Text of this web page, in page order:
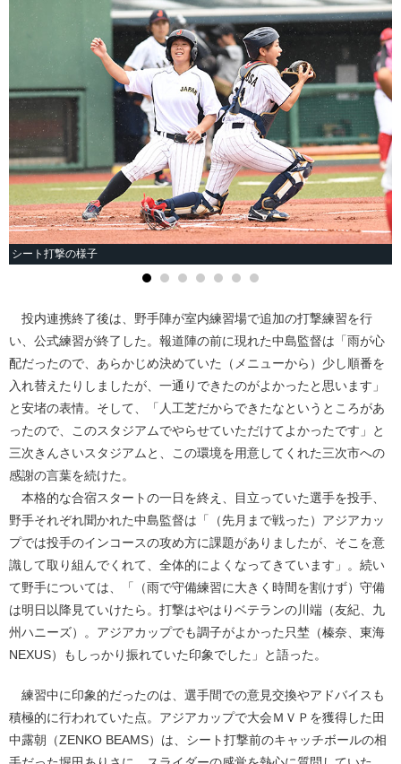
シート打撃の様子
投内連携終了後は、野手陣が室内練習場で追加の打撃練習を行
い、公式練習が終了した。報道陣の前に現れた中島監督は「雨が心
配だったので、あらかじめ決めていた（メニューから）少し順番を
入れ替えたりしましたが、一通りできたのがよかったと思います」
と安堵の表情。そして、「人工芝だからできたなというところがあ
ったので、このスタジアムでやらせていただけてよかったです」と
三次きんさいスタジアムと、この環境を用意してくれた三次市への
感謝の言葉を続けた。
本格的な合宿スタートの一日を終え、目立っていた選手を投手、
野手それぞれ聞かれた中島監督は「（先月まで戦った）アジアカッ
プでは投手のインコースの攻め方に課題がありましたが、そこを意
識して取り組んでくれて、全体的によくなってきています」。続い
て野手については、「（雨で守備練習に大きく時間を割けず）守備
は明日以降見ていけたら。打撃はやはりベテランの川端（友紀、九
州ハニーズ）。アジアカップでも調子がよかった只埜（榛奈、東海
NEXUS）もしっかり振れていた印象でした」と語った。
練習中に印象的だったのは、選手間での意見交換やアドバイスも
積極的に行われていた点。アジアカップで大会ＭＶＰを獲得した田
中露朝（ZENKO BEAMS）は、シート打撃前のキャッチボールの相